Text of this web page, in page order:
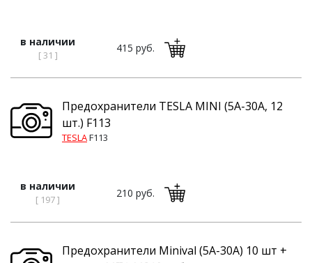
в наличии
[ 31 ]
415 руб.
Предохранители TESLA MINI (5А-30А, 12
шт.) F113
TESLAF113
в наличии
[ 197 ]
210 руб.
Предохранители Minival (5A-30А) 10 шт +